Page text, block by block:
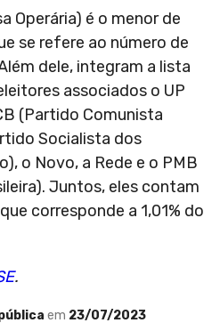
Operária) é o menor de
se refere ao número de
dele, integram a lista
associados o UP
(Partido Comunista
Socialista dos
o Novo, a Rede e o PMB
Juntos, eles contam
corresponde a 1,01% do
.
em 23/07/2023